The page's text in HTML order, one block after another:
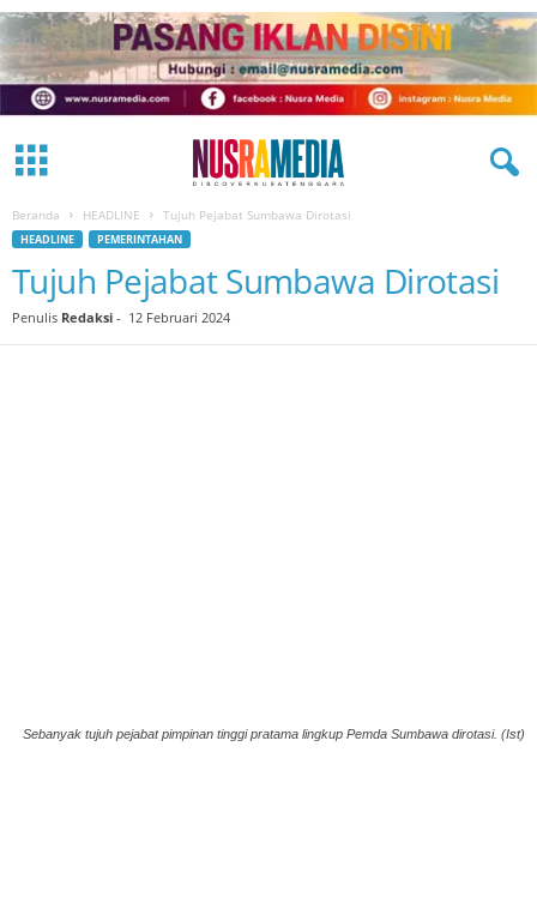
Beranda HEADLINE Tujuh Pejabat Sumbawa Dirotasi
HEADLINE PEMERINTAHAN
Tujuh Pejabat Sumbawa Dirotasi
Penulis Redaksi - 12 Februari 2024
Sebanyak tujuh pejabat pimpinan tinggi pratama lingkup Pemda Sumbawa dirotasi. (Ist)